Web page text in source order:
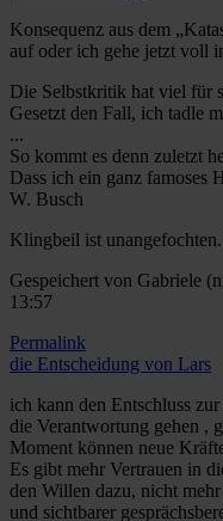
Konsequenz aus dem
auf oder ich gehe jetzt voll
Die Selbstkritik hat viel für
Gesetzt den Fall, ich tadle
...
So kommt es denn zuletzt
Dass ich ein ganz famoses
W. Busch
Klingbeil ist
Gespeichert von Gabriele
13:57
Permalink
die Entscheidung von Lars
ich kann den Entschluss
die Verantwortung gehen ,
Moment können neue
Es gibt mehr Vertrauen in
den Willen dazu, nicht
und sichtbarer